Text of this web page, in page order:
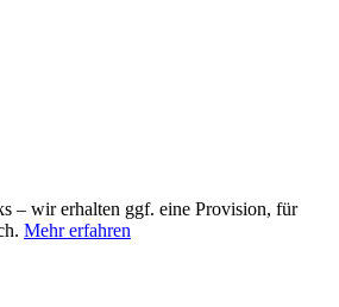
– wir erhalten ggf. eine Provision, für
Mehr erfahren